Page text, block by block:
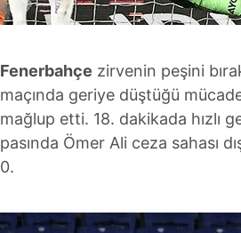
Fenerbahçe zirvenin peşini
maçında geriye düştüğü
mağlup etti. 18. dakikada hızlı
pasında Ömer Ali ceza sahası
0.